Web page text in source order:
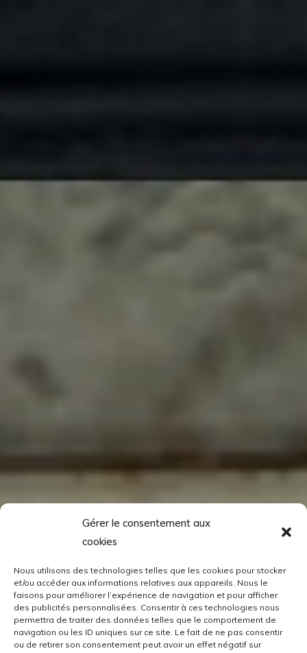
Gérer le consentement aux
cookies
Nous utilisons des technologies telles que les cookies pour stocker
et/ou accéder aux informations relatives aux appareils. Nous le
faisons pour améliorer l’expérience de navigation et pour afficher
des publicités personnalisées. Consentir à ces technologies nous
permettra de traiter des données telles que le comportement de
navigation ou les ID uniques sur ce site. Le fait de ne pas consentir
ou de retirer son consentement peut avoir un effet négatif sur